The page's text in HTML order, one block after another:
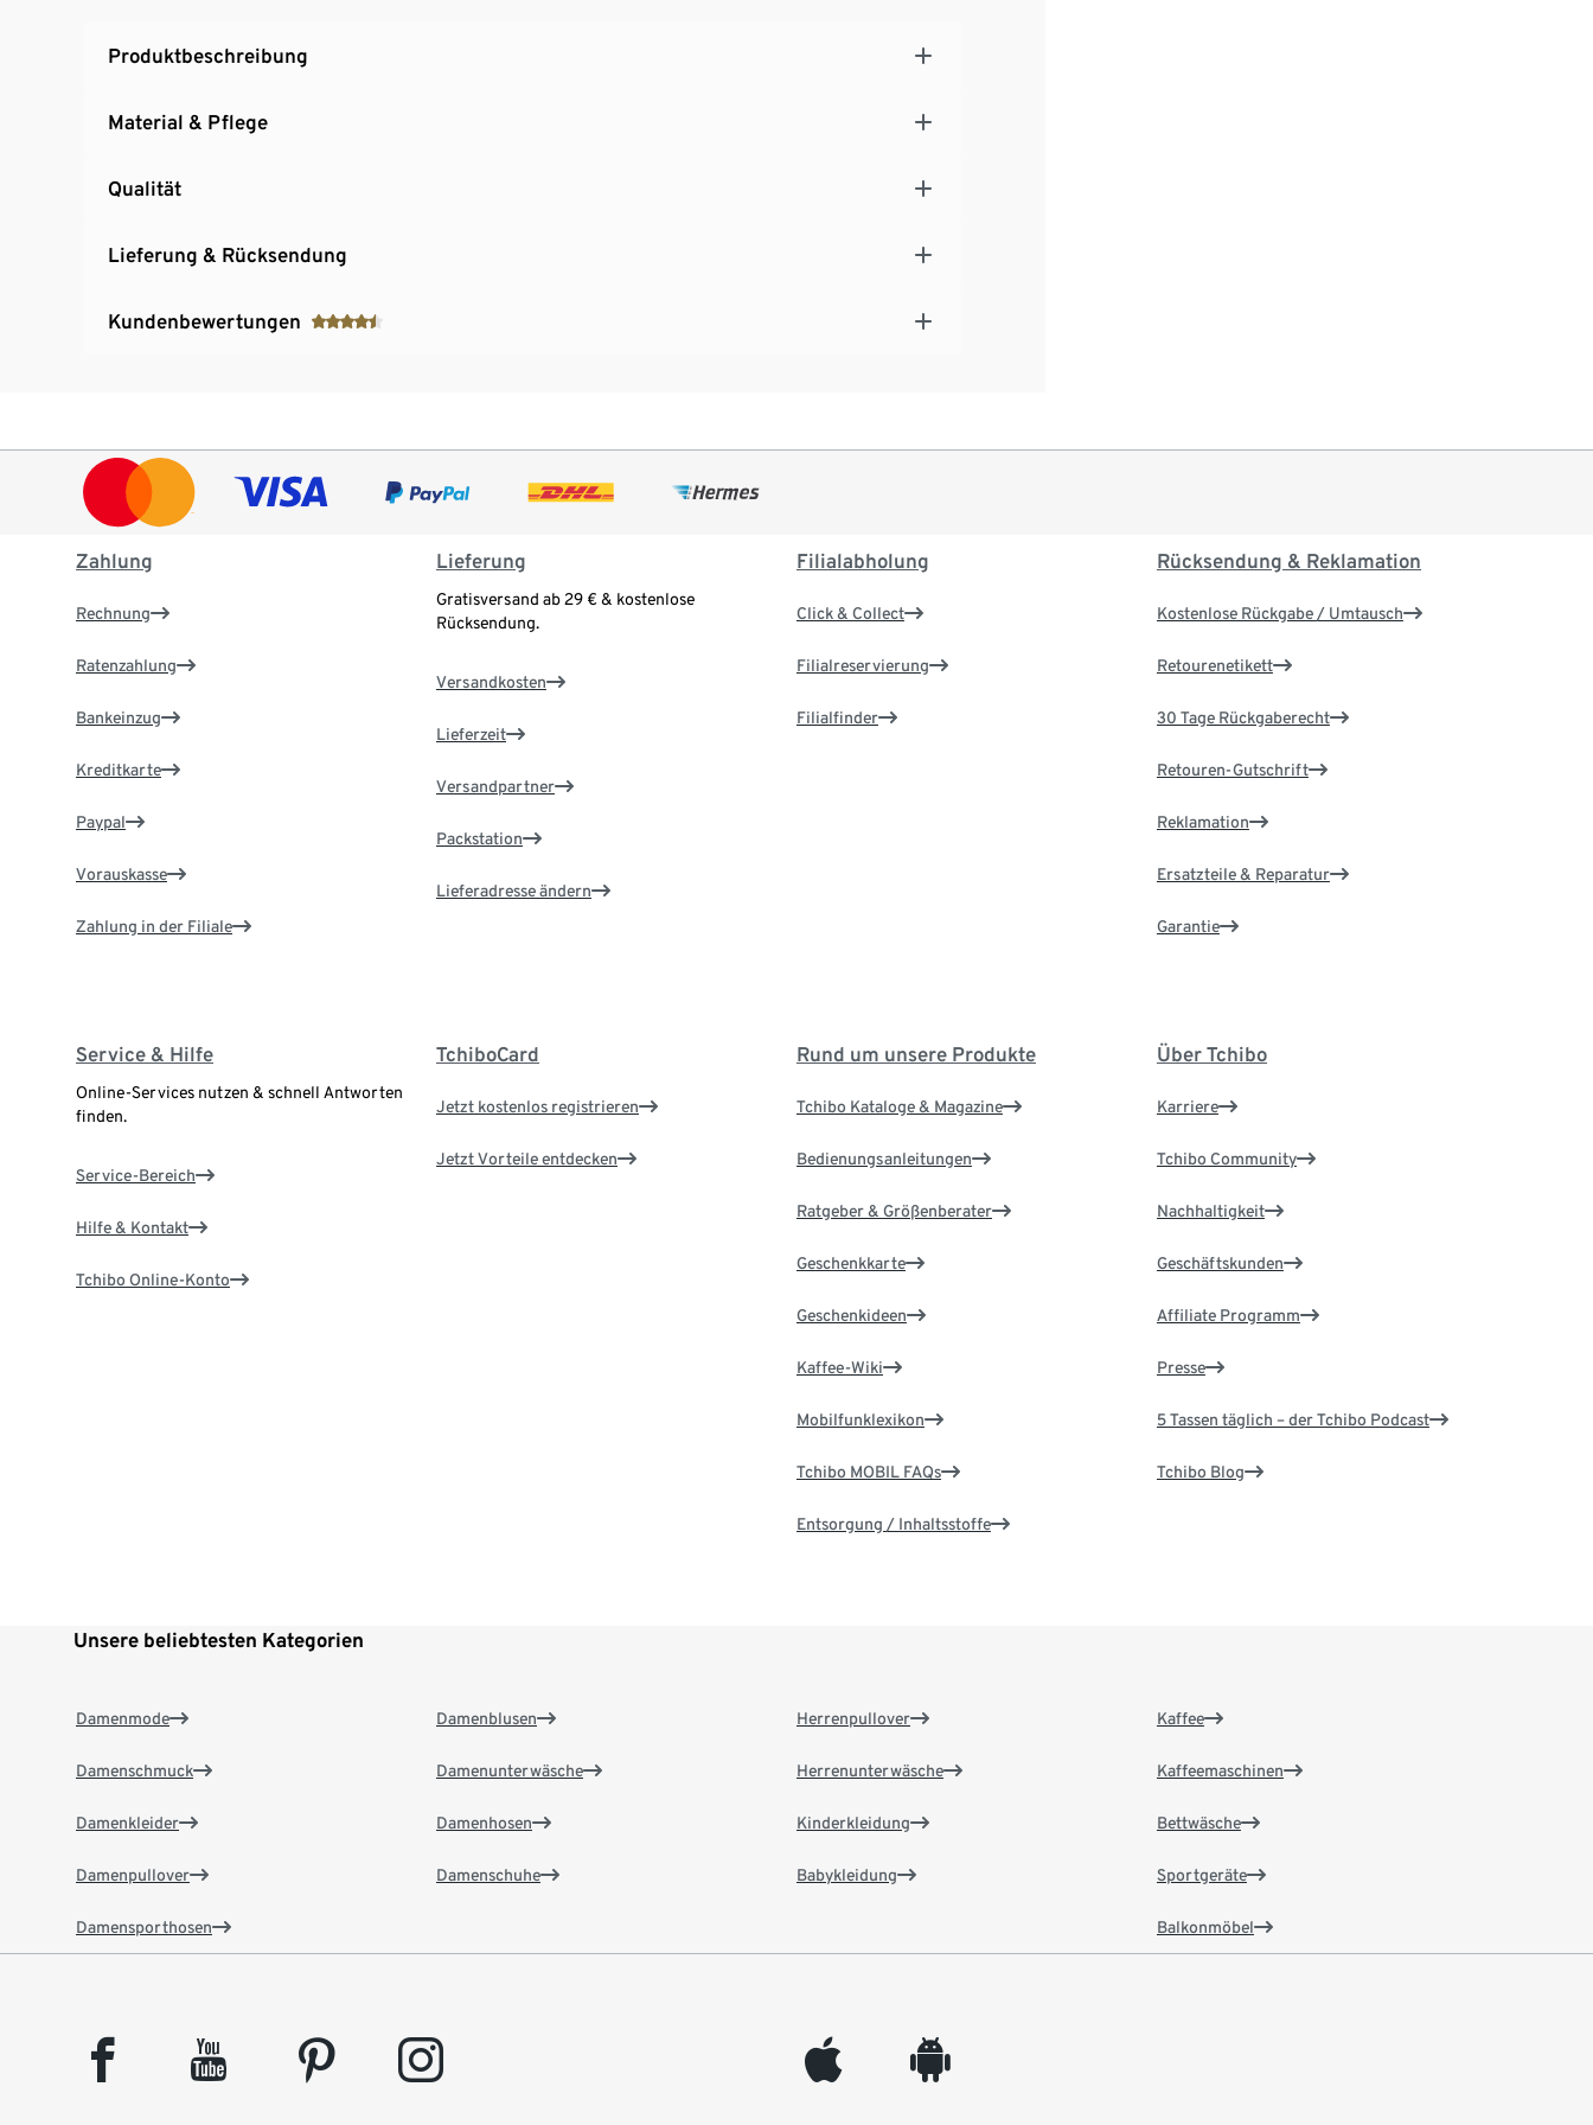
Produktbeschreibung
Material & Pflege
Qualität
Lieferung & Rücksendung
Kundenbewertungen
Zahlung
Rechnung
Ratenzahlung
Bankeinzug
Kreditkarte
Paypal
Vorauskasse
Zahlung in der Filiale
Lieferung
Gratisversand ab 29 € & kostenlose
Rücksendung.
Versandkosten
Lieferzeit
Versandpartner
Packstation
Lieferadresse ändern
Filialabholung
Click & Collect
Filialreservierung
Filialfinder
Rücksendung & Reklamation
Kostenlose Rückgabe / Umtausch
Retourenetikett
30 Tage Rückgaberecht
Retouren-Gutschrift
Reklamation
Ersatzteile & Reparatur
Garantie
Service & Hilfe
Online-Services nutzen & schnell Antworten
finden.
Service-Bereich
Hilfe & Kontakt
Tchibo Online-Konto
TchiboCard
Jetzt kostenlos registrieren
Jetzt Vorteile entdecken
Rund um unsere Produkte
Tchibo Kataloge & Magazine
Bedienungsanleitungen
Ratgeber & Größenberater
Geschenkkarte
Geschenkideen
Kaffee-Wiki
Mobilfunklexikon
Tchibo MOBIL FAQs
Entsorgung / Inhaltsstoffe
Über Tchibo
Karriere
Tchibo Community
Nachhaltigkeit
Geschäftskunden
Affiliate Programm
Presse
5 Tassen täglich – der Tchibo Podcast
Tchibo Blog
Unsere beliebtesten Kategorien
Damenmode
Damenschmuck
Damenkleider
Damenpullover
Damensporthosen
Damenblusen
Damenunterwäsche
Damenhosen
Damenschuhe
Herrenpullover
Herrenunterwäsche
Kinderkleidung
Babykleidung
Kaffee
Kaffeemaschinen
Bettwäsche
Sportgeräte
Balkonmöbel
facebook youtube pinterest instagram appleinc android